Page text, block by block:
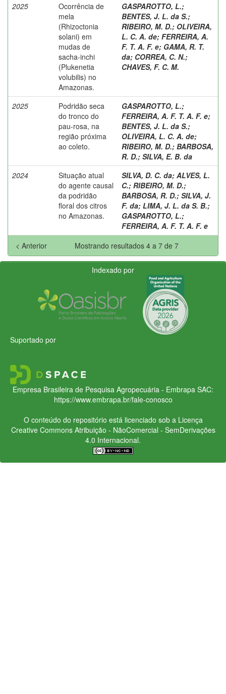
2025
Ocorrência de
mela
(Rhizoctonia
solani) em
mudas de
sacha-inchi
(Plukenetia
volubilis) no
Amazonas.
GASPAROTTO, L.;
BENTES, J. L. da S.;
RIBEIRO, M. D.; OLIVEIRA,
L. C. A. de; FERREIRA, A.
F. T. A. F. e; GAMA, R. T.
da; CORREA, C. N.;
CHAVES, F. C. M.
2025
Podridão seca
do tronco do
pau-rosa, na
região próxima
ao coleto.
GASPAROTTO, L.;
FERREIRA, A. F. T. A. F. e;
BENTES, J. L. da S.;
OLIVEIRA, L. C. A. de;
RIBEIRO, M. D.; BARBOSA,
R. D.; SILVA, E. B. da
2024
Situação atual
do agente causal
da podridão
floral dos citros
no Amazonas.
SILVA, D. C. da; ALVES, L.
C.; RIBEIRO, M. D.;
BARBOSA, R. D.; SILVA, J.
F. da; LIMA, J. L. da S. B.;
GASPAROTTO, L.;
FERREIRA, A. F. T. A. F. e
Mostrando resultados 4 a 7 de 7
< Anterior
Indexado por
Suportado por
Empresa Brasileira de Pesquisa Agropecuária - Embrapa SAC:
https://www.embrapa.br/fale-conosco
O conteúdo do repositório está licenciado sob a Licença
Creative CommonsAtribuição - NãoComercial - SemDerivações
4.0 Internacional.